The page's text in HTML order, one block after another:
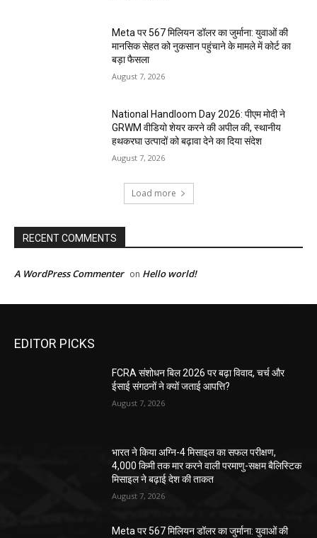
Meta पर 567 मिलियन डॉलर का जुर्माना: युवाओं की
मानसिक सेहत को नुकसान पहुंचाने के मामले में कोर्ट का
बड़ा फैसला
August 7, 2026
National Handloom Day 2026: पीएम मोदी ने
GRWM वीडियो शेयर करने की अपील की, स्थानीय
हथकरघा उत्पादों को बढ़ावा देने का दिया संदेश
August 7, 2026
Load more
RECENT COMMENTS
A WordPress Commenter on Hello world!
EDITOR PICKS
FCRA संशोधन बिल 2026 पर बढ़ा विवाद, चर्च और
ईसाई संगठनों ने क्यों जताई आपत्ति?
August 7, 2026
भारत ने किया अग्नि-4 मिसाइल का सफल परीक्षण,
4,000 किमी तक मार करने वाली परमाणु-सक्षम बैलिस्टिक
मिसाइल ने बढ़ाई देश की ताकत
August 7, 2026
Meta पर 567 मिलियन डॉलर का जुर्माना: युवाओं की